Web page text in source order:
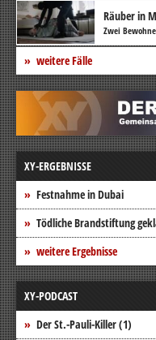
Räuber in
Zwei
weitere Fälle
XY-ERGEBNISSE
Festnahme in Dubai
Tödliche Brandstiftung
weitere Ergebnisse
XY-PODCAST
Der St.-Pauli-Killer (1)